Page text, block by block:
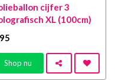
cijfer 3
XL (100cm)
Shop nu